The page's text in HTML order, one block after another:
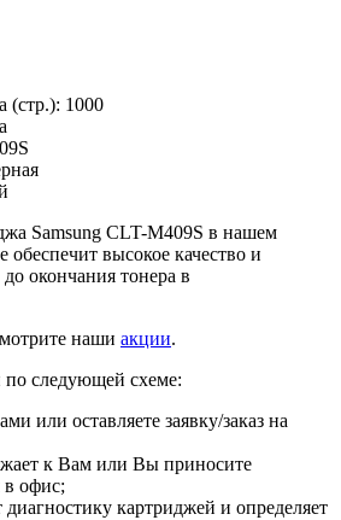
(стр.): 1000
Samsung CLT-M409S в нашем
обеспечит высокое качество и
окончания тонера в
наши акции.
по следующей схеме:
или оставляете заявку/заказ на
к Вам или Вы приносите
в офис;
картриджей и определяет